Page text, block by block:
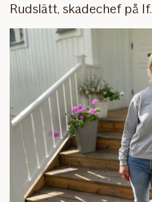
Rudslätt, skadechef på If.